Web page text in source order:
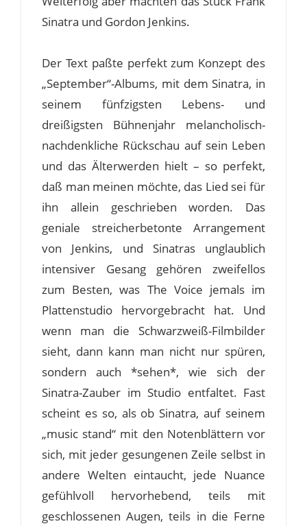
Sinatra und Gordon Jenkins.
Der Text paßte perfekt zum Konzept des
„September“-Albums, mit dem Sinatra, in
seinem fünfzigsten Lebens- und
dreißigsten Bühnenjahr melancholisch-
nachdenkliche Rückschau auf sein Leben
und das Älterwerden hielt – so perfekt,
daß man meinen möchte, das Lied sei für
ihn allein geschrieben worden. Das
geniale streicherbetonte Arrangement
von Jenkins, und Sinatras unglaublich
intensiver Gesang gehören zweifellos
zum Besten, was The Voice jemals im
Plattenstudio hervorgebracht hat. Und
wenn man die Schwarzweiß-Filmbilder
sieht, dann kann man nicht nur spüren,
sondern auch *sehen*, wie sich der
Sinatra-Zauber im Studio entfaltet. Fast
scheint es so, als ob Sinatra, auf seinem
„music stand“ mit den Notenblättern vor
sich, mit jeder gesungenen Zeile selbst in
andere Welten eintaucht, jede Nuance
gefühlvoll hervorhebend, teils mit
geschlossenen Augen, teils in die Ferne